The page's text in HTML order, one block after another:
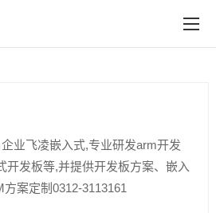
在线购买
业飞凌嵌入式,专业研发arm开发
开发板等,并提供开发板方案、嵌入
案定制0312-3113161